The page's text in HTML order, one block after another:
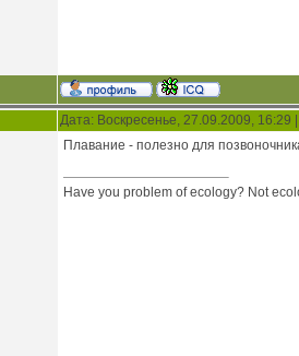
Дата: Воскресенье, 27.09.2009,
Плавание - полезно для
Have you problem of ecology? Not